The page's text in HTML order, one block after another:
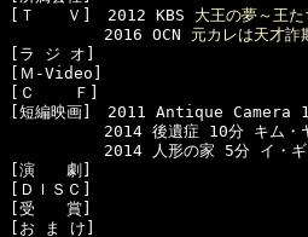
[Ｔ　　Ｖ]　2012 KBS 大王の夢～王
2016 OCN 元カレは天才詐
[ラ ジ オ]
[Ｍ-Video]
[Ｃ    Ｆ]
[短編映画]　2011 Antique Camera
2014 後遺症 10分 キム・ヤ
2014 人形の家 5分 イ・ギュシ
[演　　劇]
[ＤＩＳＣ]
[受　　賞]
[お ま け]